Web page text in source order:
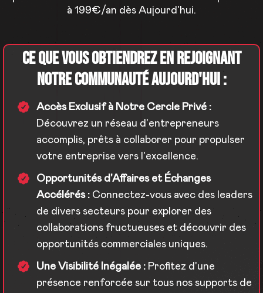
à 199€/an dès Aujourd'hui.
Ce que vous obtiendrez en rejoignant
NOTRE COMMUNAUTé aujourd'hui :
Accès Exclusif à Notre Cercle Privé :
Découvrez un réseau d'entrepreneurs
accomplis, prêts à collaborer pour propulser
votre entreprise vers l'excellence.
Opportunités d'Affaires et Échanges
Accélérés : Connectez-vous avec des leaders
de divers secteurs pour explorer des
collaborations fructueuses et découvrir des
opportunités commerciales uniques.
Une Visibilité Inégalée : Profitez d'une
présence renforcée sur tous nos supports de